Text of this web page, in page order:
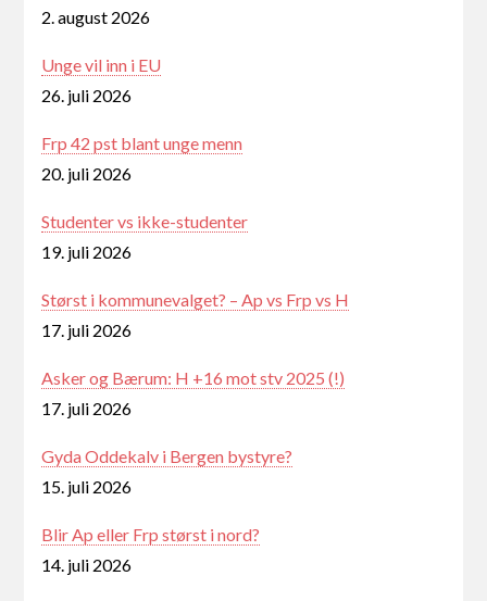
2. august 2026
Unge vil inn i EU
26. juli 2026
Frp 42 pst blant unge menn
20. juli 2026
Studenter vs ikke-studenter
19. juli 2026
Størst i kommunevalget? – Ap vs Frp vs H
17. juli 2026
Asker og Bærum: H +16 mot stv 2025 (!)
17. juli 2026
Gyda Oddekalv i Bergen bystyre?
15. juli 2026
Blir Ap eller Frp størst i nord?
14. juli 2026